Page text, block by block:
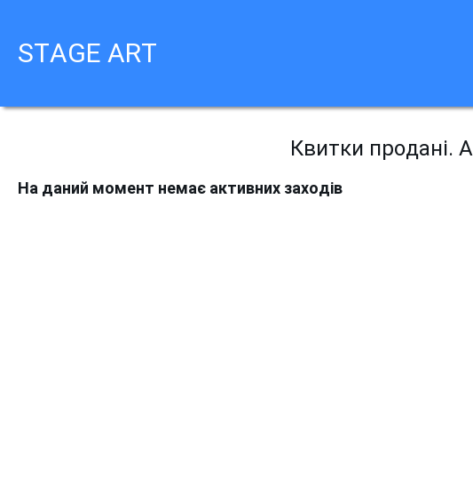
STAGE ART
Квитки продані.
На даний момент немає активних заходів